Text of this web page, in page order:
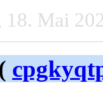
18. Mai